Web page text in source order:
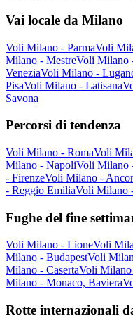
Vai locale da Milano
Voli Milano - ParmaVoli
Milano - MestreVoli Milano
VeneziaVoli Milano -
PisaVoli Milano - Latisana
Savona
Percorsi di tendenza
Voli Milano - RomaVoli
Milano - NapoliVoli Milano
- FirenzeVoli Milano -
- Reggio EmiliaVoli Milano
Fughe del fine
Voli Milano - LioneVoli
Milano - BudapestVoli
Milano - CasertaVoli Milano
Milano - Monaco, Baviera
Rotte internazionali